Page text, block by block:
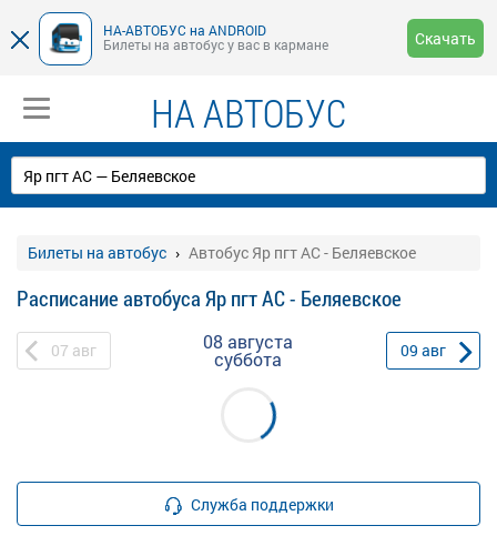
НА-АВТОБУС на ANDROID
Билеты на автобус у вас в кармане
Скачать
НА АВТОБУС
Билеты на автобус Автобус Яр пгт АС - Беляевское
Расписание автобуса Яр пгт АС - Беляевское
07 авг 08 августа
суббота 09 авг
Служба поддержки